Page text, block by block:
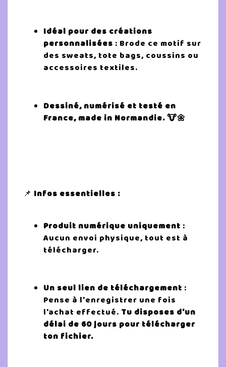
Idéal pour des créations
personnalisées : Brode ce motif sur
des sweats, tote bags, coussins ou
accessoires textiles.
Dessiné, numérisé et testé en
France, made in Normandie. 🐮🌼
📌 Infos essentielles :
Produit numérique uniquement :
Aucun envoi physique, tout est à
télécharger.
Un seul lien de téléchargement :
Pense à l'enregistrer une fois
l'achat effectué. Tu disposes d'un
délai de 60 jours pour télécharger
ton fichier.